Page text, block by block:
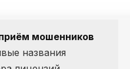
мошенников
названия